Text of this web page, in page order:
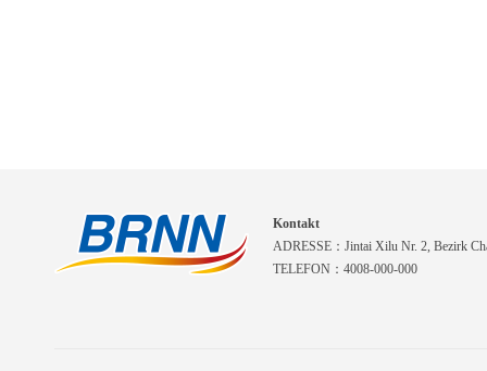
Kontakt
ADRESSE：Jintai Xilu Nr. 2, Bezirk
TELEFON：4008-000-000